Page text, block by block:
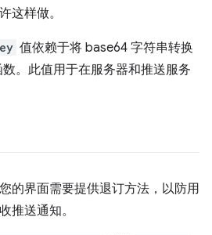
这样做。
值依赖于将 base64 字符串转换
。此值用于在服务器和推送服务
的界面需要提供退订方法，以防用
推送通知。